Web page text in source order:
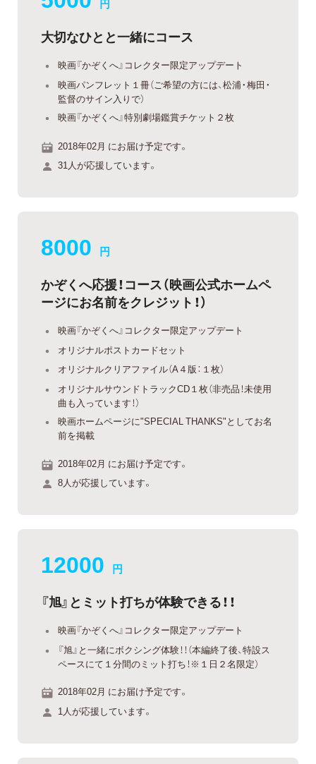
円
大切なひとと一緒にコース
映画『かぞくへ』コレクター限定アップデート
映画パンフレット１冊（ご希望の方には、松浦・梅田・
監督のサイン入りで）
映画『かぞくへ』特別劇場鑑賞チケット２枚
2018年02月 にお届け予定です。
31人が応援しています。
8000 円
かぞくへ応援！コース（映画公式ホームペ
ージにお名前をクレジット！）
映画『かぞくへ』コレクター限定アップデート
オリジナルポストカードセット
オリジナルクリアファイル（A４版：１枚）
オリジナルサウンドトラックCD１枚（非売品！未使用
曲も入っています！）
映画ホームページに"SPECIAL THANKS"としてお名
前を掲載
2018年02月 にお届け予定です。
8人が応援しています。
12000 円
『旭』とミット打ちが体験できる！！
映画『かぞくへ』コレクター限定アップデート
『旭』と一緒にボクシング体験！！（本編終了後、特設ス
ペースにて１分間のミット打ち！※１日２名限定）
2018年02月 にお届け予定です。
1人が応援しています。